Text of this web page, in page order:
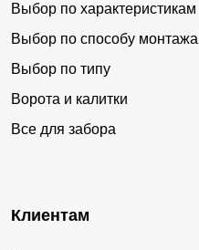
Выбор по характеристикам
Выбор по способу монтажа
Выбор по типу
Ворота и калитки
Все для забора
Клиентам